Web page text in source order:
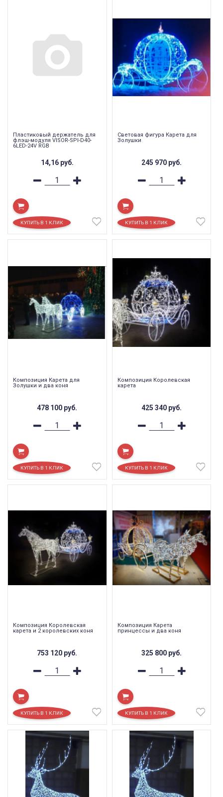
Пластиковый держатель для
флэш-модуля VISOR-SPI-D40-
6LED-24V RGB
14,16 руб.
Световая фигура Карета для
Золушки
245 970 руб.
Композиция Карета для
Золушки и два коня
478 100 руб.
Композиция Королевская
карета
425 340 руб.
Композиция Королевская
карета и 2 королевских коня
753 120 руб.
Композиция Карета
принцессы и два коня
325 800 руб.